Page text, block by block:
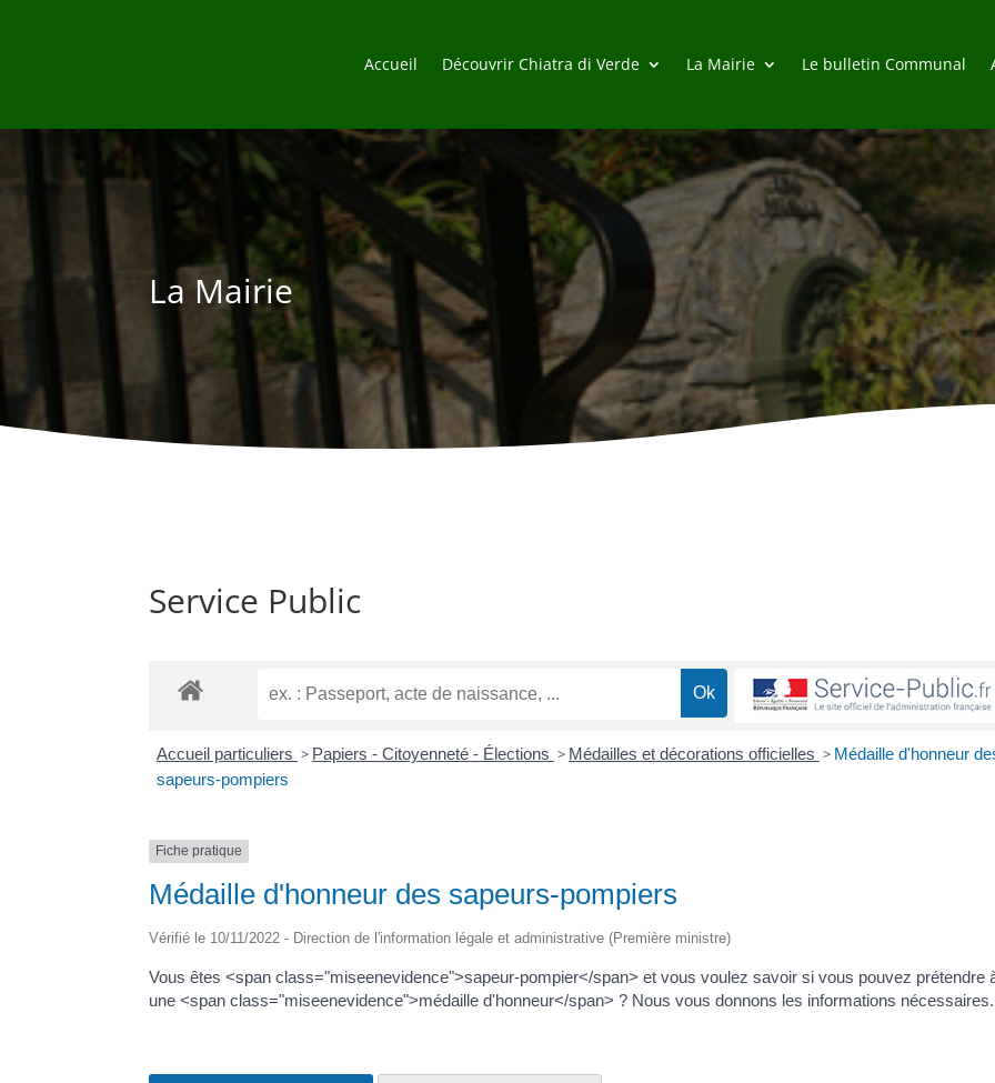
Accueil Découvrir Chiatra di Verde La Mairie Le bulletin Communal
La Mairie
Service Public
Accueil particuliers > Papiers - Citoyenneté - Élections > Médailles et décorations officielles > Médaille d'honneur
sapeurs-pompiers
Fiche pratique
Médaille d'honneur des sapeurs-pompiers
Vérifié le 10/11/2022 - Direction de l'information légale et administrative (Première ministre)
Vous êtes <span class="miseenevidence">sapeur-pompier</span> et vous voulez savoir si vous pouvez prétendre
une <span class="miseenevidence">médaille d'honneur</span> ? Nous vous donnons les informations nécessaires.